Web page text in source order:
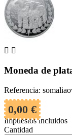
 
Moneda de
Referencia:
0,00 €
Impuestos incluidos
Cantidad